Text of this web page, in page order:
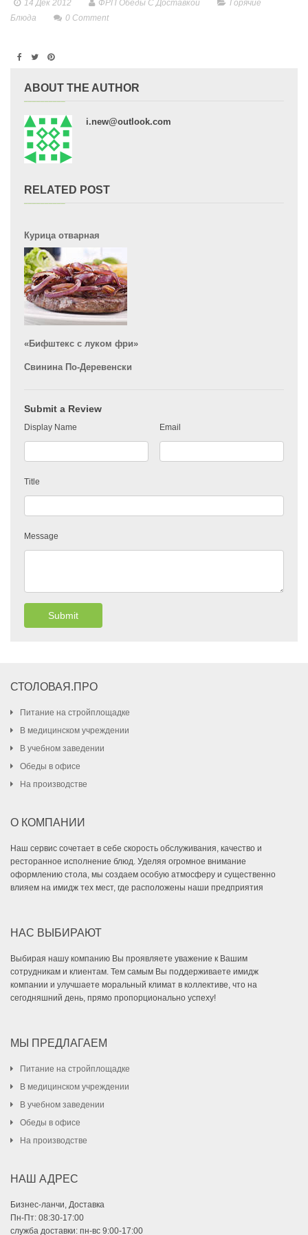
14 Дек 2012 ФРП Обеды С Доставкой
Горячие
Блюда
0 Comment
ABOUT THE AUTHOR
i.new@outlook.com
RELATED POST
Курица отварная
«Бифштекс с луком фри»
Свинина По-Деревенски
Submit a Review
Display Name Email
Title
Message
Submit
СТОЛОВАЯ.ПРО
Питание на стройплощадке
В медицинском учреждении
В учебном заведении
Обеды в офисе
На производстве
О КОМПАНИИ
Наш сервис сочетает в себе скорость обслуживания, качество и
ресторанное исполнение блюд. Уделяя огромное внимание
оформлению стола, мы создаем особую атмосферу и существенно
влияем на имидж тех мест, где расположены наши предприятия
НАС ВЫБИРАЮТ
Выбирая нашу компанию Вы проявляете уважение к Вашим
сотрудникам и клиентам. Тем самым Вы поддерживаете имидж
компании и улучшаете моральный климат в коллективе, что на
сегодняшний день, прямо пропорционально успеху!
МЫ ПРЕДЛАГАЕМ
Питание на стройплощадке
В медицинском учреждении
В учебном заведении
Обеды в офисе
На производстве
НАШ АДРЕС
Бизнес-ланчи, Доставка
Пн-Пт: 08:30-17:00
служба доставки: пн-вс 9:00-17:00